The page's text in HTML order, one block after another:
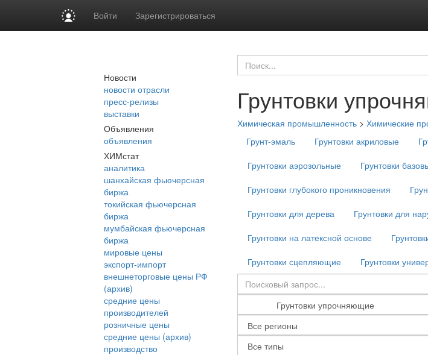
Войти Зарегистрироваться
Новости
новости отрасли
пресс-релизы
выставки
Объявления
объявления
ХИМстат
аналитика
шанхайская фьючерсная
биржа
токийская фьючерсная
биржа
мумбайская фьючерсная
биржа
мировые цены
экспорт-импорт
внешнеторговые цены РФ
(архив)
средние цены
производителей
розничные цены
средние цены (архив)
производство
Грунтовки
Химическая промышленность > Химические
Грунт-эмаль
Грунтовки акриловые
Грунтовки аэрозольные
Грунтовки
Грунтовки глубокого проникновения
Грунтовки для дерева
Грунтовки для
Грунтовки на латексной основе
Грунтовки сцепляющие
Грунтовки